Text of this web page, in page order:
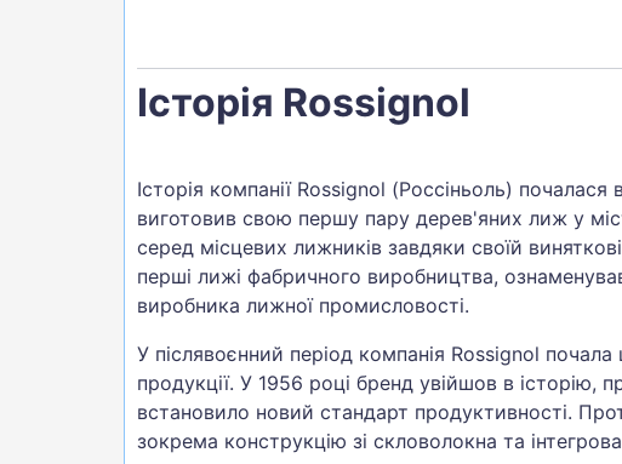
Історія Rossignol
Історія компанії Rossignol (Россіньоль)
виготовив свою першу пару дерев'яних лиж у
серед місцевих лижників завдяки своїй
перші лижі фабричного виробництва,
виробника лижної промисловості.
У післявоєнний період компанія Rossignol
продукції. У 1956 році бренд увійшов в
встановило новий стандарт продуктивності.
зокрема конструкцію зі скловолокна та